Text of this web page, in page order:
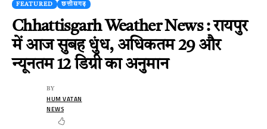
FEATURED छत्तीसगढ़
Chhattisgarh Weather News : रायपुर
में आज सुबह धुंध, अधिकतम 29 और
न्यूनतम 12 डिग्री का अनुमान
BY
HUM VATAN
NEWS